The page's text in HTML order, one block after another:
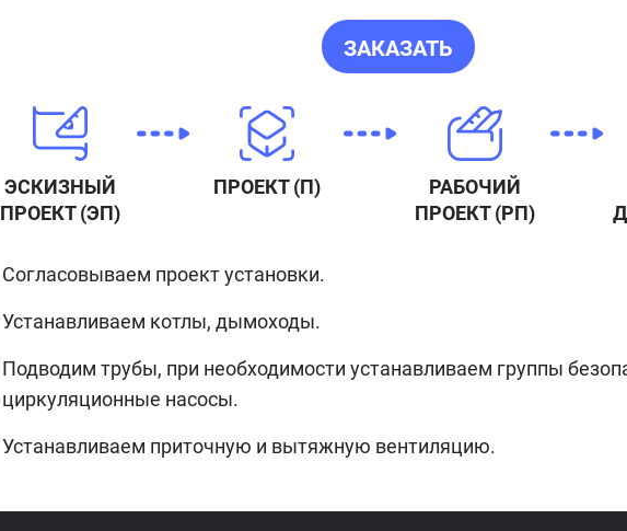
ЗАКАЗАТЬ
ЭСКИЗНЫЙ
ПРОЕКТ (ЭП)
ПРОЕКТ (П)
РАБОЧИЙ
ПРОЕКТ (РП)
Согласовываем проект установки.
Устанавливаем котлы, дымоходы.
Подводим трубы, при необходимости устанавливаем группы
циркуляционные насосы.
Устанавливаем приточную и вытяжную вентиляцию.